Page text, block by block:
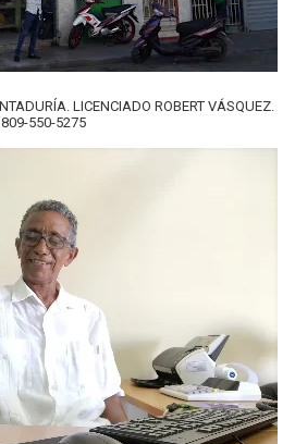
LICENCIADO ROBERT VÁSQUEZ.
550-5275